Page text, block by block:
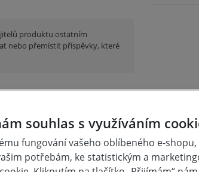
produktu ostatním
nebo přemístit příspěvky, které
souhlas s využíváním
fungování vašeho oblíbeného e-
potřebám, ke statistickým a